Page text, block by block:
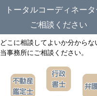
トータルコーディネー
ご相談ください
どこに相談してよいか分からな
当事務所にご相談ください。